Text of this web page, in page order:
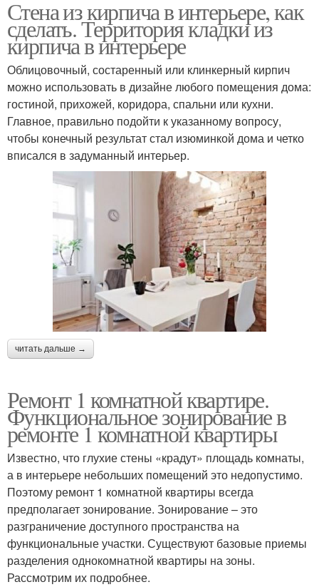
Стена из кирпича в интерьере, как
сделать. Территория кладки из
кирпича в интерьере
Облицовочный, состаренный или клинкерный кирпич
можно использовать в дизайне любого помещения дома:
гостиной, прихожей, коридора, спальни или кухни.
Главное, правильно подойти к указанному вопросу,
чтобы конечный результат стал изюминкой дома и четко
вписался в задуманный интерьер.
читать дальше →
Ремонт 1 комнатной квартире.
Функциональное зонирование в
ремонте 1 комнатной квартиры
Известно, что глухие стены «крадут» площадь комнаты,
а в интерьере небольших помещений это недопустимо.
Поэтому ремонт 1 комнатной квартиры всегда
предполагает зонирование. Зонирование – это
разграничение доступного пространства на
функциональные участки. Существуют базовые приемы
разделения однокомнатной квартиры на зоны.
Рассмотрим их подробнее.